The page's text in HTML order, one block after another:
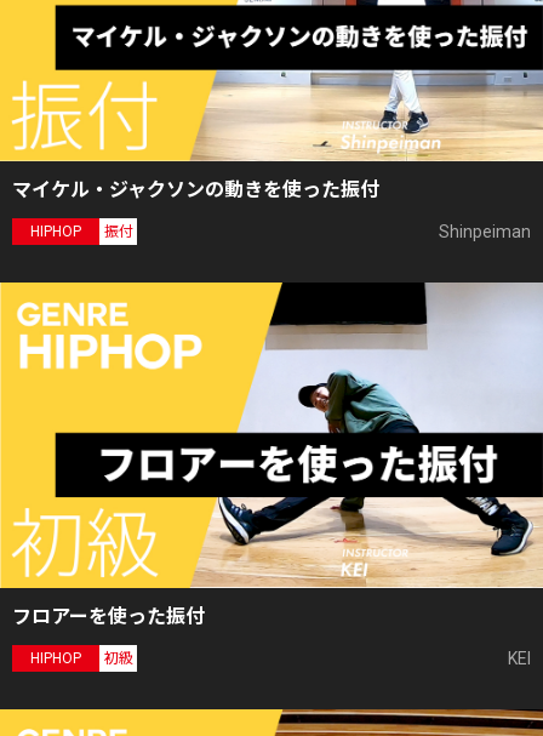
マイケル・ジャクソンの動きを使った振付
HIPHOP 振付 Shinpeiman
フロアーを使った振付
HIPHOP 初級 KEI